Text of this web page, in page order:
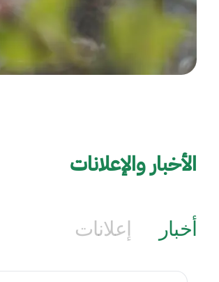
screen
reader
الأخبار والإعلانات
أخبار إعلانات